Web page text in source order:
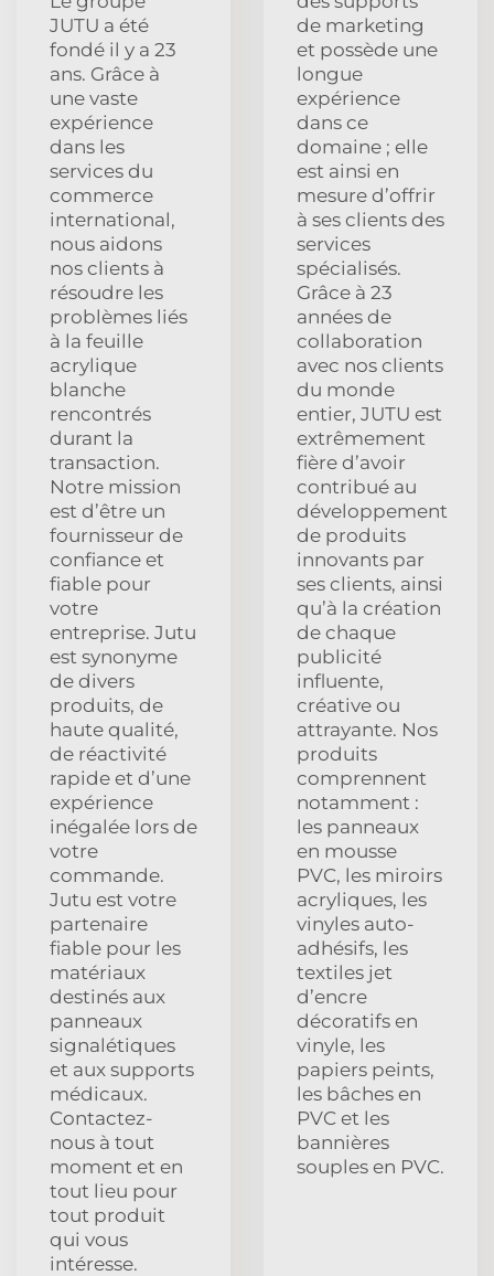
JUTU a été
fondé il y a 23
ans. Grâce à
une vaste
expérience
dans les
services du
commerce
international,
nous aidons
nos clients à
résoudre les
problèmes liés
à la feuille
acrylique
blanche
rencontrés
durant la
transaction.
Notre mission
est d’être un
fournisseur de
confiance et
fiable pour
votre
entreprise. Jutu
est synonyme
de divers
produits, de
haute qualité,
de réactivité
rapide et d’une
expérience
inégalée lors de
votre
commande.
Jutu est votre
partenaire
fiable pour les
matériaux
destinés aux
panneaux
signalétiques
et aux supports
médicaux.
Contactez-
nous à tout
moment et en
tout lieu pour
tout produit
qui vous
intéresse.
de marketing
et possède une
longue
expérience
dans ce
domaine ; elle
est ainsi en
mesure d’offrir
à ses clients des
services
spécialisés.
Grâce à 23
années de
collaboration
avec nos clients
du monde
entier, JUTU est
extrêmement
fière d’avoir
contribué au
développement
de produits
innovants par
ses clients, ainsi
qu’à la création
de chaque
publicité
influente,
créative ou
attrayante. Nos
produits
comprennent
notamment :
les panneaux
en mousse
PVC, les miroirs
acryliques, les
vinyles auto-
adhésifs, les
textiles jet
d’encre
décoratifs en
vinyle, les
papiers peints,
les bâches en
PVC et les
bannières
souples en PVC.